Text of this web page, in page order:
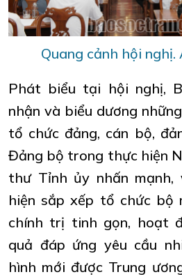
Quang cảnh hội nghị.
Phát biểu tại hội nghị,
nhận và biểu dương
tổ chức đảng, cán bộ,
Đảng bộ trong thực hiện
thư Tỉnh ủy nhấn
hiện sắp xếp tổ chức bộ
chính trị tinh gọn, hoạt
quả đáp ứng yêu cầu
hình mới được Trung